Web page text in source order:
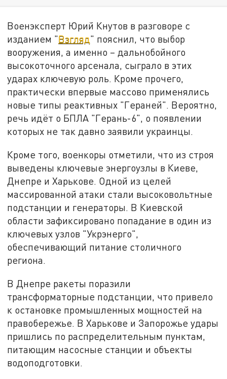
Военэксперт Юрий Кнутов в разговоре с
изданием "Взгляд" пояснил, что выбор
вооружения, а именно – дальнобойного
высокоточного арсенала, сыграло в этих
ударах ключевую роль. Кроме прочего,
практически впервые массово применялись
новые типы реактивных "Гераней". Вероятно,
речь идёт о БПЛА "Герань-6", о появлении
которых не так давно заявили украинцы.
Кроме того, военкоры отметили, что из строя
выведены ключевые энергоузлы в Киеве,
Днепре и Харькове. Одной из целей
массированной атаки стали высоковольтные
подстанции и генераторы. В Киевской
области зафиксировано попадание в один из
ключевых узлов "Укрэнерго",
обеспечивающий питание столичного
региона.
В Днепре ракеты поразили
трансформаторные подстанции, что привело
к остановке промышленных мощностей на
правобережье. В Харькове и Запорожье удары
пришлись по распределительным пунктам,
питающим насосные станции и объекты
водоподготовки.